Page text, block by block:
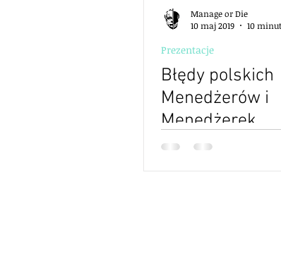
Manage or Die
10 maj 2019
10
Prezentacje
Błędy polskich
Menedżerów i
Menedżerek